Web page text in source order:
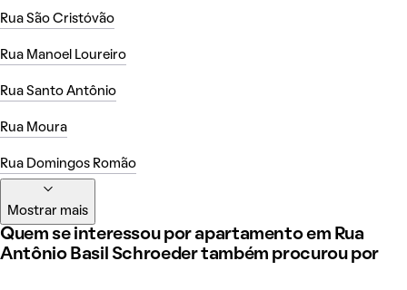
Rua São Cristóvão
Rua Manoel Loureiro
Rua Santo Antônio
Rua Moura
Rua Domingos Romão
Mostrar mais
Quem se interessou por apartamento em Rua
Antônio Basil Schroeder também procurou por